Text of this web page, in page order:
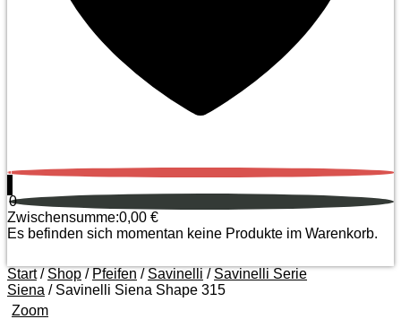
0
0
Zwischensumme:0,00 €
Es befinden sich momentan keine Produkte im Warenkorb.
Start/ Shop / Pfeifen / Savinelli / Savinelli Serie
Siena / Savinelli Siena Shape 315
Zoom